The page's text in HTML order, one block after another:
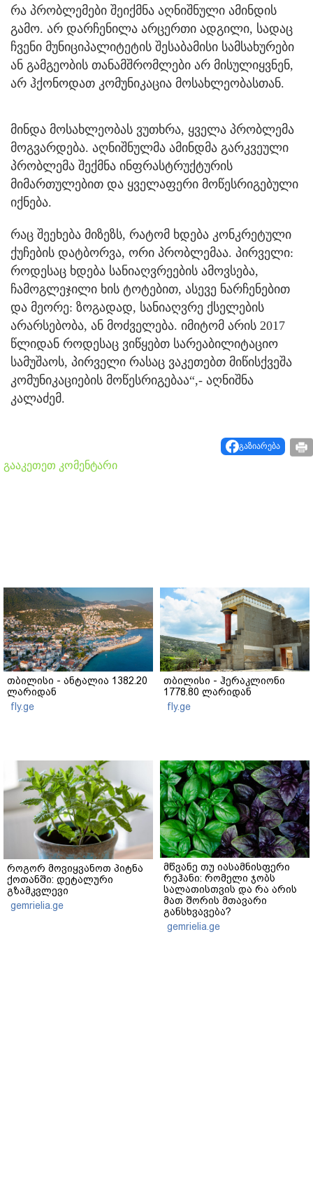
რა პრობლემები შეიქმნა აღნიშნული ამინდის
გამო. არ დარჩენილა არცერთი ადგილი, სადაც
ჩვენი მუნიციპალიტეტის შესაბამისი სამსახურები
ან გამგეობის თანამშრომლები არ მისულიყვნენ,
არ ჰქონოდათ კომუნიკაცია მოსახლეობასთან.
მინდა მოსახლეობას ვუთხრა, ყველა პრობლემა
მოგვარდება. აღნიშნულმა ამინდმა გარკვეული
პრობლემა შექმნა ინფრასტრუქტურის
მიმართულებით და ყველაფერი მოწესრიგებული
იქნება.
რაც შეეხება მიზეზს, რატომ ხდება კონკრეტული
ქუჩების დატბორვა, ორი პრობლემაა. პირველი:
როდესაც ხდება სანიაღვრეების ამოვსება,
ჩამოგლეჯილი ხის ტოტებით, ასევე ნარჩენებით
და მეორე: ზოგადად, სანიაღვრე ქსელების
არარსებობა, ან მოძველება. იმიტომ არის 2017
წლიდან როდესაც ვიწყებთ სარეაბილიტაციო
სამუშაოს, პირველი რასაც ვაკეთებთ მიწისქვეშა
კომუნიკაციების მოწესრიგებაა“,- აღნიშნა
კალაძემ.
გაზიარება
გააკეთეთ კომენტარი
თბილისი - ანტალია 1382.20
ლარიდან
fly.ge
თბილისი - ჰერაკლიონი
1778.80 ლარიდან
fly.ge
როგორ მოვიყვანოთ პიტნა
ქოთანში: დეტალური
გზამკვლევი
gemrielia.ge
მწვანე თუ იასამნისფერი
რეჰანი: რომელი ჯობს
სალათისთვის და რა არის
მათ შორის მთავარი
განსხვავება?
gemrielia.ge